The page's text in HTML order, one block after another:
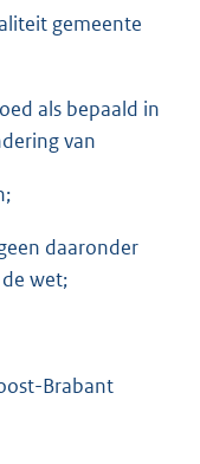
gemeente
als bepaald in
van
daaronder
wet;
Brabant